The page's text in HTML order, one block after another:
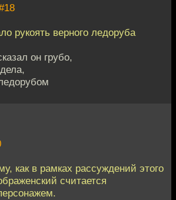
рукоять верного ледоруба
он грубо,
как в рамках рассуждений этого
считается